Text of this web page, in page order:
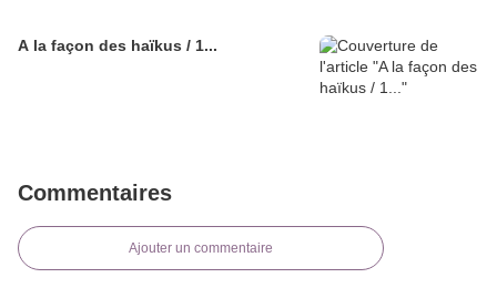
A la façon des haïkus / 1...
Commentaires
Ajouter un commentaire